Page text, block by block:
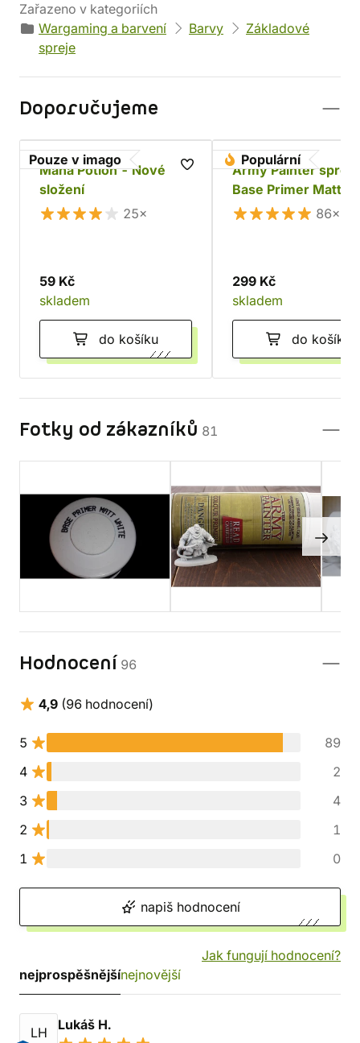
Zařazeno v kategoriích
Wargaming a barvení
Barvy
Základové
spreje
Doporučujeme
Pouze v imago
Mana Potion - Nové
složení
25×
59 Kč
skladem
do košíku
Populární
Army Painter sprej:
Base Primer Matt
86×
299 Kč
skladem
do košíku
Fotky od zákazníků 81
Hodnocení 96
4,9 (96 hodnocení)
5
89
4
2
3
4
2
1
1
0
napiš hodnocení
Jak fungují hodnocení?
nejprospěšnějšínejnovější
LH Lukáš H.